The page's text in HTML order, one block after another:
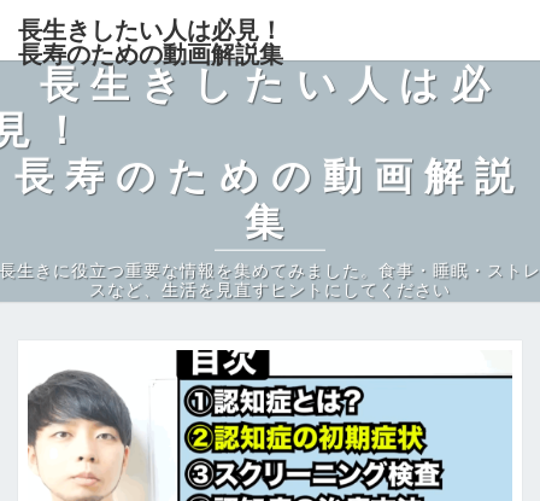
Skip
content
長生きしたい人は必見！
長寿のための動画解説集
長生きしたい人は必
長寿のための動画解説
集
長生きに役立つ重要な情報を集めてみました。食事・睡眠・ストレ
スなど、生活を見直すヒントにしてください